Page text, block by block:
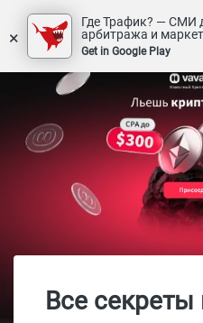
×
Где Трафик? — СМИ
арбитража и
Get in Google Play
Все секреты